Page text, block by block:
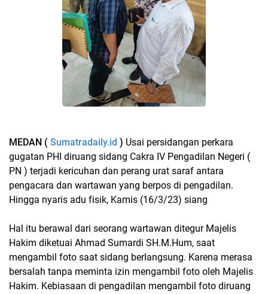
MEDAN ( Sumatradaily.id ) Usai persidangan perkara
gugatan PHI diruang sidang Cakra IV Pengadilan Negeri (
PN ) terjadi kericuhan dan perang urat saraf antara
pengacara dan wartawan yang berpos di pengadilan.
Hingga nyaris adu fisik, Kamis (16/3/23) siang
Hal itu berawal dari seorang wartawan ditegur Majelis
Hakim diketuai Ahmad Sumardi SH.M.Hum, saat
mengambil foto saat sidang berlangsung. Karena merasa
bersalah tanpa meminta izin mengambil foto oleh Majelis
Hakim. Kebiasaan di pengadilan mengambil foto diruang